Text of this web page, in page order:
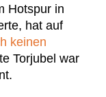
Hotspur in
hat auf
keinen
Torjubel war